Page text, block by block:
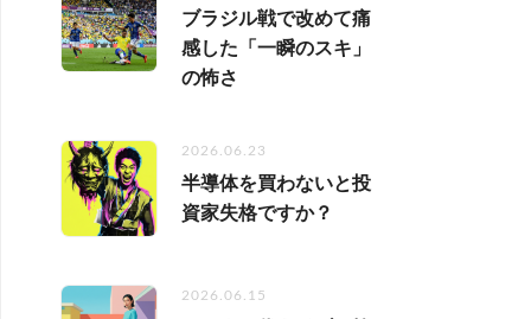
ブラジル戦で改めて痛
感した「一瞬のスキ」
の怖さ
2026.06.23
半導体を買わないと投
資家失格ですか？
2026.06.15